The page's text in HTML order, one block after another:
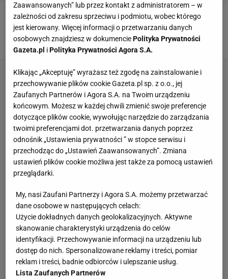
Kuriozalna bramka w Ligue 1. To trzeba
zobaczyć. "Ministerstwo głupich kroków"
[WIDEO]
Karolina Jaskulska,14 STYCZNIA 2023, 23:10
Zaawansowanych” lub przez kontakt z administratorem – w
zależności od zakresu sprzeciwu i podmiotu, wobec którego
jest kierowany. Więcej informacji o przetwarzaniu danych
osobowych znajdziesz w dokumenciePolityka Prywatności
Gazeta.pl iPolityka Prywatności Agora S.A.
Klikając „Akceptuję” wyrażasz też zgodę na zainstalowanie i
przechowywanie plików cookie Gazeta.pl sp. z o.o., jej
Zaufanych Partnerów i Agora S.A. na Twoim urządzeniu
końcowym. Możesz w każdej chwili zmienić swoje preferencje
dotyczące plików cookie, wywołując narzędzie do zarządzania
twoimi preferencjami dot. przetwarzania danych poprzez
odnośnik „Ustawienia prywatności ” w stopce serwisu i
przechodząc do „Ustawień Zaawansowanych”. Zmiana
ustawień plików cookie możliwa jest także za pomocą ustawień
przeglądarki.
My, nasi Zaufani Partnerzy i Agora S.A. możemy przetwarzać
dane osobowe w następujących celach:
Użycie dokładnych danych geolokalizacyjnych. Aktywne
skanowanie charakterystyki urządzenia do celów
identyfikacji. Przechowywanie informacji na urządzeniu lub
dostęp do nich. Spersonalizowane reklamy i treści, pomiar
reklam i treści, badnie odbiorców i ulepszanie usług.
Lista Zaufanych Partnerów